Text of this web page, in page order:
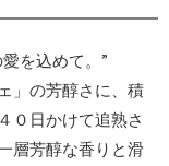
を込めて。”
」の芳醇さに、積
０日かけて追熟さ
層芳醇な香りと滑